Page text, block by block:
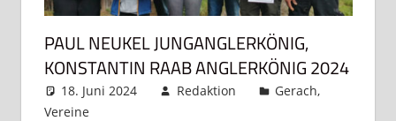
PAUL NEUKEL JUNGANGLERKÖNIG,
KONSTANTIN RAAB ANGLERKÖNIG 2024
18. Juni 2024 Redaktion Gerach,
Vereine